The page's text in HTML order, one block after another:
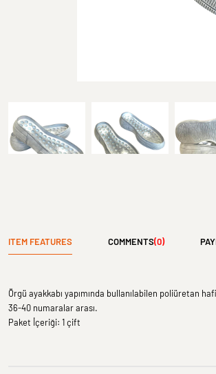
ITEM FEATURES COMMENTS(0)
Örgü ayakkabı yapımında bullanılabilen poliüretan
36-40 numaralar arası.
Paket İçeriği: 1 çift